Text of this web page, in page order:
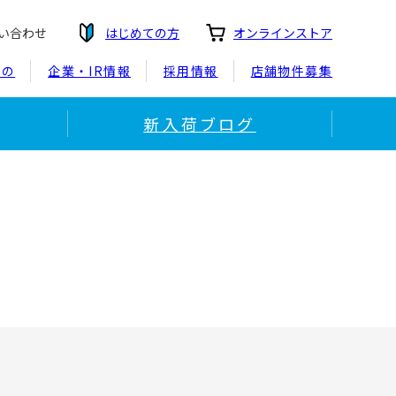
合わせ はじめての方 オンラインストア
企業・IR情報 採用情報 店舗物件募集
新入荷ブログ